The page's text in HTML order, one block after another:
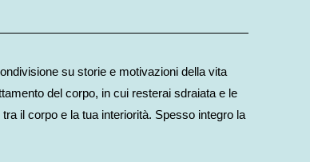
su storie e motivazioni della vita
del corpo, in cui resterai sdraiata e le
il corpo e la tua interiorità. Spesso integro la